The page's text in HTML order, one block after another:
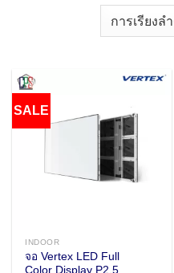
SALE
INDOOR
จอ Vertex LED Full
Color Display P2.5